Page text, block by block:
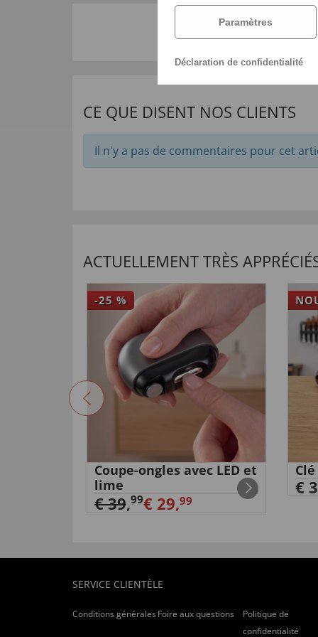
CE QUE DISENT NOS CLIENTS
Il n'y a pas de commentaires pour cet
ACTUELLEMENT TRÈS
-25 %
Coupe-ongles avec LED et
lime
€ 39,99€ 29,99
€
SERVICE CLIENTÈLE
Conditions générales Foire aux questions
Politique de
confidentialité
Paramètres
Déclaration de confidentialité